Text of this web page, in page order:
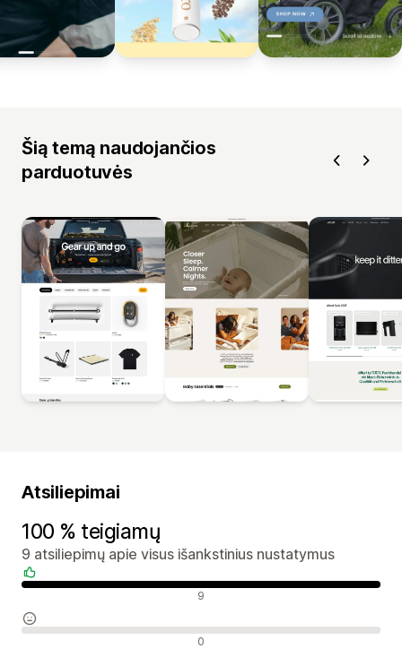
Šią temą naudojančios
parduotuvės
Atsiliepimai
100 % teigiamų
9 atsiliepimų apie visus išankstinius nustatymus
Teigiami atsiliepimai 9
Neutralūs atsiliepimai 0